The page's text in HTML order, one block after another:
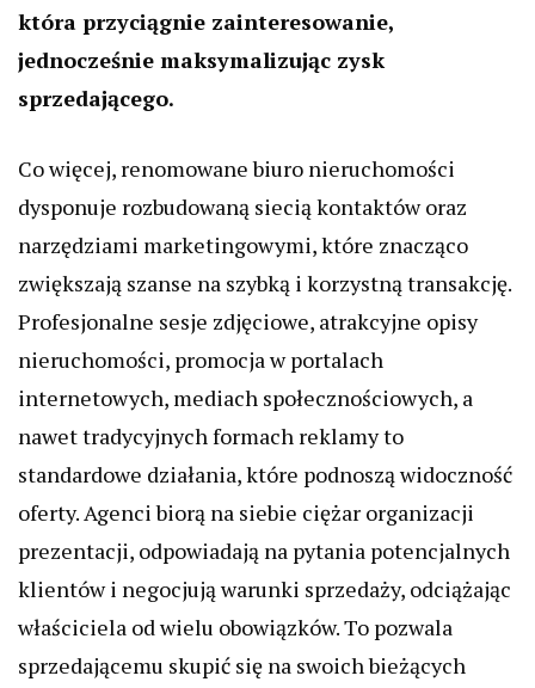
która przyciągnie zainteresowanie,
jednocześnie maksymalizując zysk
sprzedającego.
Co więcej, renomowane biuro nieruchomości
dysponuje rozbudowaną siecią kontaktów oraz
narzędziami marketingowymi, które znacząco
zwiększają szanse na szybką i korzystną transakcję.
Profesjonalne sesje zdjęciowe, atrakcyjne opisy
nieruchomości, promocja w portalach
internetowych, mediach społecznościowych, a
nawet tradycyjnych formach reklamy to
standardowe działania, które podnoszą widoczność
oferty. Agenci biorą na siebie ciężar organizacji
prezentacji, odpowiadają na pytania potencjalnych
klientów i negocjują warunki sprzedaży, odciążając
właściciela od wielu obowiązków. To pozwala
sprzedającemu skupić się na swoich bieżących